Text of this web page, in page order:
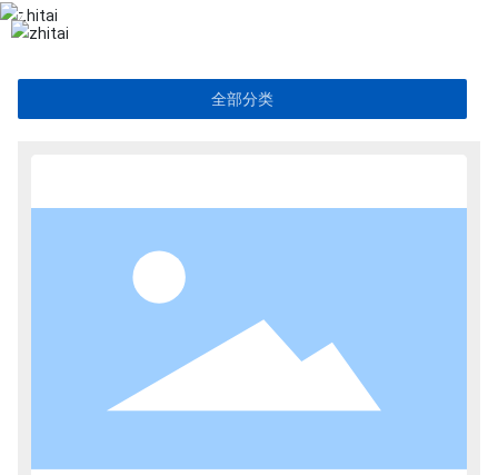
网站首页
产品展示
全部分类